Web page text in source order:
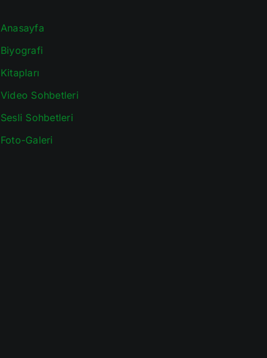
Anasayfa
Biyografi
Kitapları
Video Sohbetleri
Sesli Sohbetleri
Foto-Galeri